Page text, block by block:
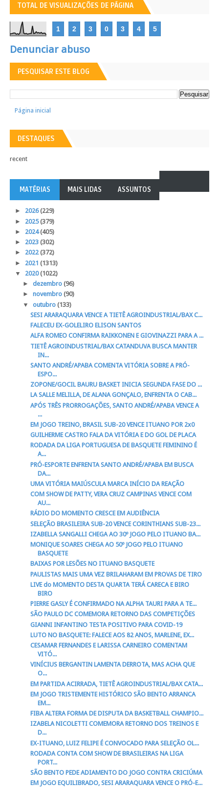
TOTAL DE VISUALIZAÇÕES DE PÁGINA
1 2 3 0 3 4 5
Denunciar abuso
PESQUISAR ESTE BLOG
Página inicial
DESTAQUES
recent
MATÉRIAS MAIS LIDAS ASSUNTOS
► 2026(229)
► 2025(379)
► 2024(405)
► 2023 (302)
► 2022(372)
► 2021 (1313)
▼ 2020(1022)
► dezembro (96)
► novembro (90)
▼ outubro (133)
SESI ARARAQUARA VENCE A TIETÊ AGROINDUSTRIAL/BAX C...
FALECEU EX-GOLELIRO ELISON SANTOS
ALFA ROMEO CONFIRMA RAIKKONEN E GIOVINAZZI PARA A ...
TIETÊ AGROINDUSTRIAL/BAX CATANDUVA BUSCA MANTER
IN...
SANTO ANDRÉ/APABA COMENTA VITÓRIA SOBRE A PRÓ-
ESPO...
ZOPONE/GOCIL BAURU BASKET INICIA SEGUNDA FASE DO ...
LA SALLE MELILLA, DE ALANA GONÇALO, ENFRENTA O CAB...
APÓS TRÊS PRORROGAÇÕES, SANTO ANDRÉ/APABA VENCE A
...
EM JOGO TREINO, BRASIL SUB-20 VENCE ITUANO POR 2x0
GUILHERME CASTRO FALA DA VITÓRIA E DO GOL DE PLACA
RODADA DA LIGA PORTUGUESA DE BASQUETE FEMININO É
A...
PRÓ-ESPORTE ENFRENTA SANTO ANDRÉ/APABA EM BUSCA
DA...
UMA VITÓRIA MAIÚSCULA MARCA INÍCIO DA REAÇÃO
COM SHOW DE PATTY, VERA CRUZ CAMPINAS VENCE COM
AU...
RÁDIO DO MOMENTO CRESCE EM AUDIÊNCIA
SELEÇÃO BRASILEIRA SUB-20 VENCE CORINTHIANS SUB-23...
IZABELLA SANGALLI CHEGA AO 30º JOGO PELO ITUANO BA...
MONIQUE SOARES CHEGA AO 50º JOGO PELO ITUANO
BASQUETE
BAIXAS POR LESÕES NO ITUANO BASQUETE
PAULISTAS MAIS UMA VEZ BRILAHARAM EM PROVAS DE TIRO
LIVE do MOMENTO DESTA QUARTA TERÁ CARECA E BIRO
BIRO
PIERRE GASLY É CONFIRMADO NA ALPHA TAURI PARA A TE...
SÃO PAULO DC COMEMORA RETORNO DAS COMPETIÇÕES
GIANNI INFANTINO TESTA POSITIVO PARA COVID-19
LUTO NO BASQUETE: FALECE AOS 82 ANOS, MARLENE, EX...
CESAMAR FERNANDES E LARISSA CARNEIRO COMENTAM
VITÓ...
VINÍCIUS BERGANTIN LAMENTA DERROTA, MAS ACHA QUE
O...
EM PARTIDA ACIRRADA, TIETÊ AGROINDUSTRIAL/BAX CATA...
EM JOGO TRISTEMENTE HISTÓRICO SÃO BENTO ARRANCA
EM...
FIBA ALTERA FORMA DE DISPUTA DA BASKETBALL CHAMPIO...
IZABELA NICOLETTI COMEMORA RETORNO DOS TREINOS E
D...
EX-ITUANO, LUIZ FELIPE É CONVOCADO PARA SELEÇÃO OL...
RODADA CONTA COM SHOW DE BRASILEIRAS NA LIGA
PORT...
SÃO BENTO PEDE ADIAMENTO DO JOGO CONTRA CRICIÚMA
EM JOGO EQUILIBRADO, SESI ARARAQUARA VENCE O PRÓ-E...